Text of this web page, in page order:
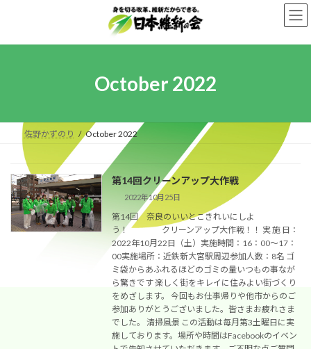
October 2022
佐野かずのり October 2022
第14回クリーンアップ大作戦
2022年10月25日
第14回 奈良のいいとこきれいにしよ
う！ クリーンアップ大作戦！！ 実 施 日：
2022年10月22日（土）実施時間：16：00～17：
00実施場所：近鉄新大宮駅周辺参加人数：8名 ゴ
ミ袋からあふれるほどのゴミの量いつもの事なが
ら驚きです 楽しく街をキレイに住みよい街づくり
をめざします。 今回もお仕事帰りや他市からのご
参加ありがとうございました。皆さまお疲れさま
でした。 清掃風景 この活動は毎月第3土曜日に実
施しております。場所や時間はFacebookのイベン